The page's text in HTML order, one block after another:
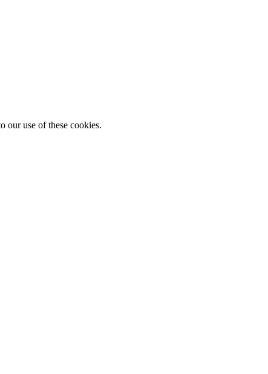
our use of these cookies.